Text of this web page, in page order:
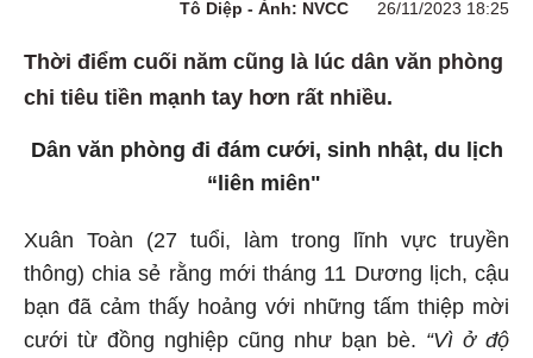
Tô Diệp - Ảnh: NVCC 26/11/2023 18:25
Thời điểm cuối năm cũng là lúc dân văn phòng
chi tiêu tiền mạnh tay hơn rất nhiều.
Dân văn phòng đi đám cưới, sinh nhật, du lịch
“liên miên"
Xuân Toàn (27 tuổi, làm trong lĩnh vực truyền
thông) chia sẻ rằng mới tháng 11 Dương lịch, cậu
bạn đã cảm thấy hoảng với những tấm thiệp mời
cưới từ đồng nghiệp cũng như bạn bè. “Vì ở độ